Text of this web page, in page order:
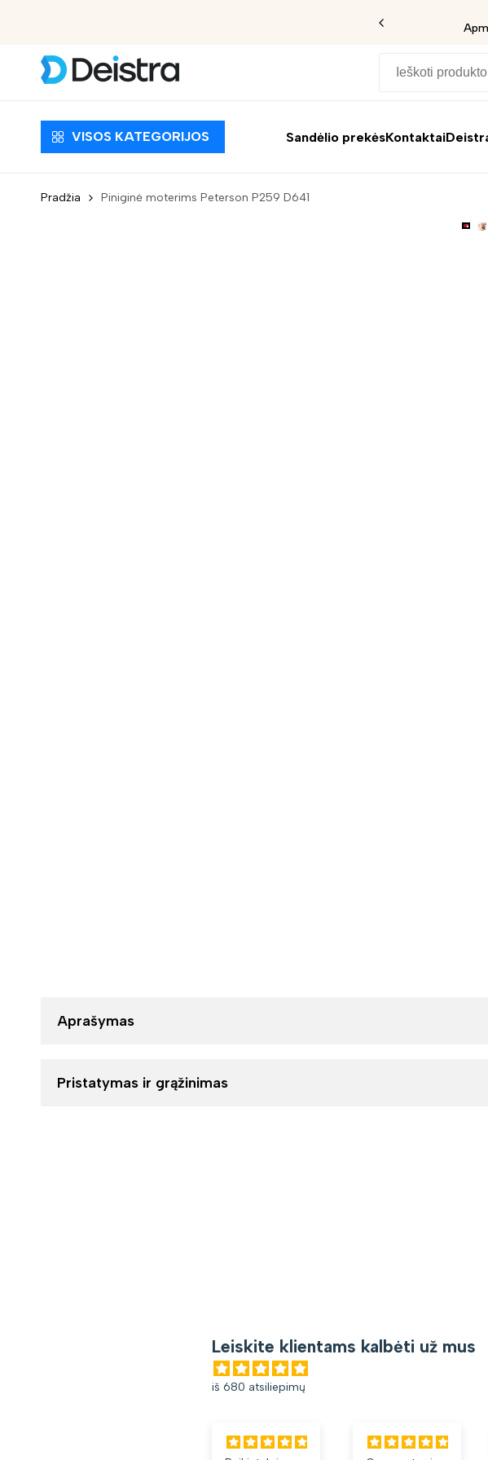
VISOS KATEGORIJOS Sandėlio prekėsKontaktai
Pradžia Piniginė moterims Peterson P259 D641
Aprašymas
Pristatymas ir grąžinimas
Leiskite klientams kalbėti už mus
iš 680 atsiliepimų